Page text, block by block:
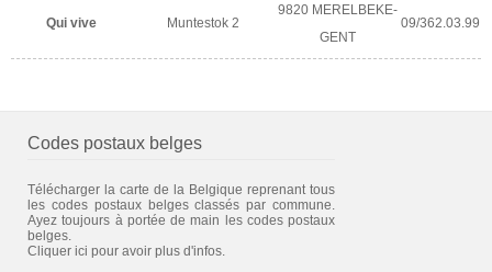
Qui vive Muntestok 2
9820 MERELBEKE-
GENT
09/362.03.99
Codes postaux belges
Télécharger la carte de la Belgique reprenant tous
les codes postaux belges classés par commune.
Ayez toujours à portée de main les codes postaux
belges.
Cliquer ici pour avoir plus d'infos.